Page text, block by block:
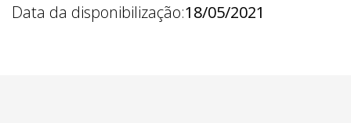
Data da disponibilização:18/05/2021